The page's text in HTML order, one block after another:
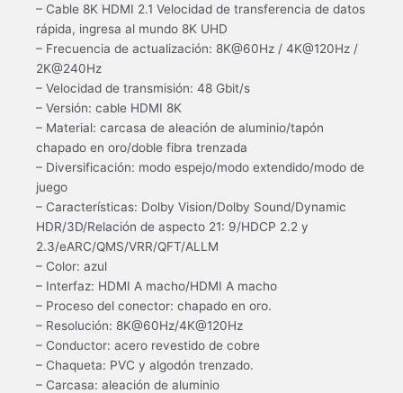
– Cable 8K HDMI 2.1 Velocidad de transferencia de datos
rápida, ingresa al mundo 8K UHD
– Frecuencia de actualización: 8K@60Hz / 4K@120Hz /
2K@240Hz
– Velocidad de transmisión: 48 Gbit/s
– Versión: cable HDMI 8K
– Material: carcasa de aleación de aluminio/tapón
chapado en oro/doble fibra trenzada
– Diversificación: modo espejo/modo extendido/modo de
juego
– Características: Dolby Vision/Dolby Sound/Dynamic
HDR/3D/Relación de aspecto 21: 9/HDCP 2.2 y
2.3/eARC/QMS/VRR/QFT/ALLM
– Color: azul
– Interfaz: HDMI A macho/HDMI A macho
– Proceso del conector: chapado en oro.
– Resolución: 8K@60Hz/4K@120Hz
– Conductor: acero revestido de cobre
– Chaqueta: PVC y algodón trenzado.
– Carcasa: aleación de aluminio